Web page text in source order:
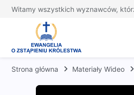
Witamy wszystkich wyznawców,
Strona główna Materiały Wideo